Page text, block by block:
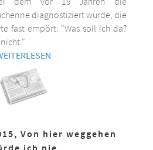
diagnostiziert wurde, die
fast empört: "Was soll ich da?
Von hier weggehen
ich nie